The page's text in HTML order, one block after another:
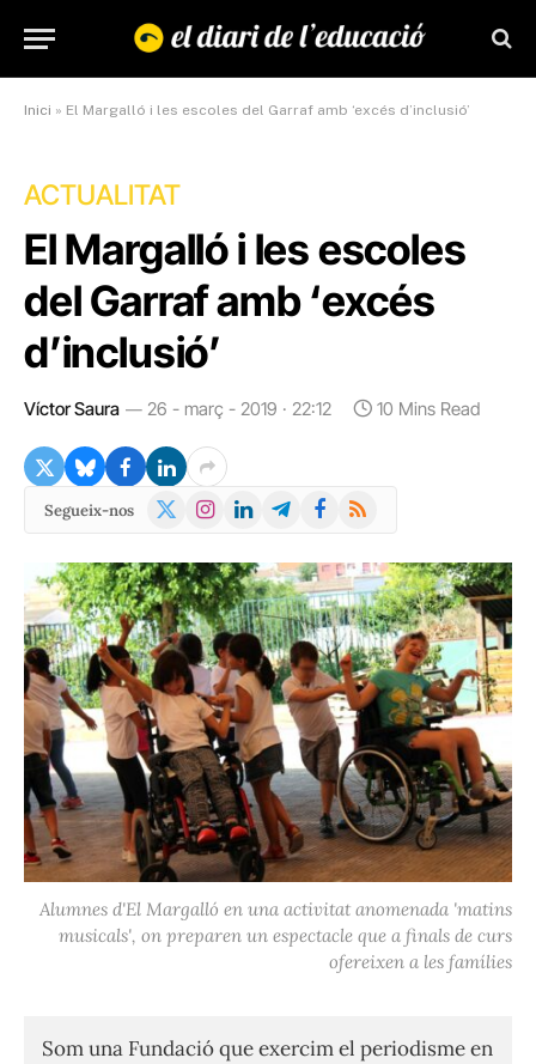
Inici » El Margalló i les escoles del Garraf amb ‘excés d’inclusió’
ACTUALITAT
El Margalló i les escoles
del Garraf amb ‘excés
d’inclusió’
Víctor Saura 26 - març - 2019 · 22:12 10 Mins Read
Segueix-nos
X
Instagram
LinkedInTelegramFacebook
RSS
Alumnes d'El Margalló en una activitat anomenada 'matins
musicals', on preparen un espectacle que a finals de curs
ofereixen a les famílies
Som una Fundació que exercim el periodisme en